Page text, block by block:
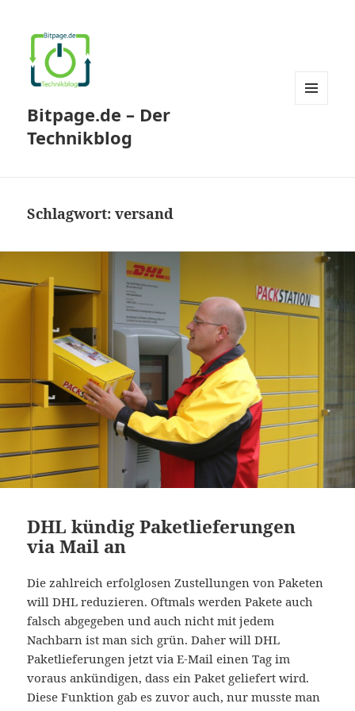
Bitpage.de – Der
Technikblog
Schlagwort:versand
DHL kündig Paketlieferungen
via Mail an
Die zahlreich erfolglosen Zustellungen von Paketen
will DHL reduzieren. Oftmals werden Pakete auch
falsch abgegeben und auch nicht mit jedem
Nachbarn ist man sich grün. Daher will DHL
Paketlieferungen jetzt via E-Mail einen Tag im
voraus ankündigen, dass ein Paket geliefert wird.
Diese Funktion gab es zuvor auch, nur musste man